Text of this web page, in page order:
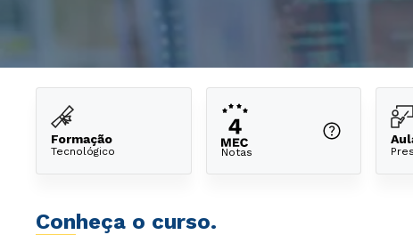
Formação
Tecnológico Notas
Conheça o curso.